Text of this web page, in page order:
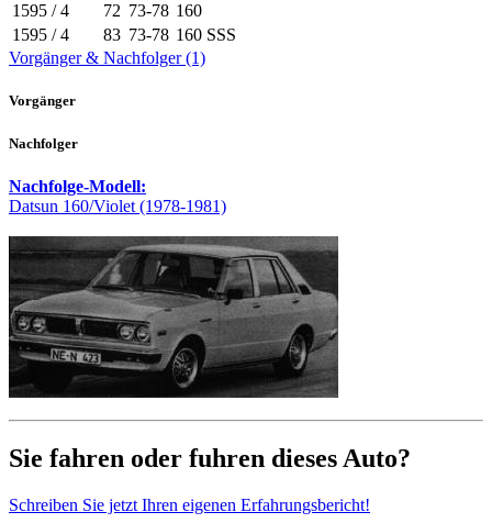
1595 / 4
72 73-78 160
1595 / 4
83 73-78 160 SSS
Vorgänger & Nachfolger (1)
Vorgänger
Nachfolger
Nachfolge-Modell:
Datsun 160/Violet (1978-1981)
Sie fahren oder fuhren dieses Auto?
Schreiben Sie jetzt Ihren eigenen Erfahrungsbericht!